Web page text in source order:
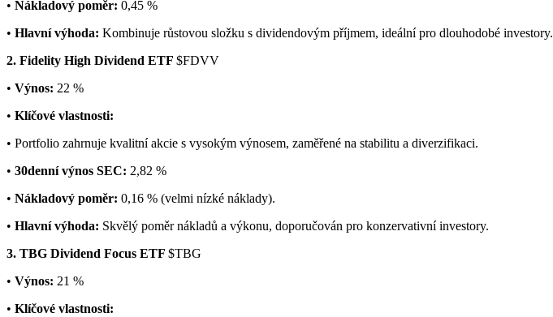
• Nákladový poměr: 0,45 %
• Hlavní výhoda: Kombinuje růstovou složku s dividendovým příjmem, ideální pro dlouhodobé investory.
2. Fidelity High Dividend ETF $FDVV
• Výnos: 22 %
• Klíčové vlastnosti:
• Portfolio zahrnuje kvalitní akcie s vysokým výnosem, zaměřené na stabilitu a diverzifikaci.
• 30denní výnos SEC: 2,82 %
• Nákladový poměr: 0,16 % (velmi nízké náklady).
• Hlavní výhoda: Skvělý poměr nákladů a výkonu, doporučován pro konzervativní investory.
3. TBG Dividend Focus ETF $TBG
• Výnos: 21 %
• Klíčové vlastnosti: